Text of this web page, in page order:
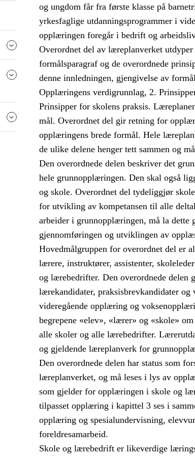
og ungdom får fra første klasse på
yrkesfaglige utdanningsprogrammer i
opplæringen foregår i bedrift og
Overordnet del av læreplanverket
formålsparagraf og de overordnede
denne innledningen, gjengivelse av
Opplæringens verdigrunnlag, 2.
Prinsipper for skolens praksis.
mål. Overordnet del gir retning for
opplæringens brede formål. Hele
de ulike delene henger tett sammen og
Den overordnede delen beskriver det
hele grunnopplæringen. Den skal også
og skole. Overordnet del tydeliggjør
for utvikling av kompetansen til alle
arbeider i grunnopplæringen, må la dette
gjennomføringen og utviklingen av
Hovedmålgruppen for overordnet del er
lærere, instruktører, assistenter,
og lærebedrifter. Den overordnede
lærekandidater, praksisbrevkandidater og
videregående opplæring og
begrepene «elev», «lærer» og «skole»
alle skoler og alle lærebedrifter.
og gjeldende læreplanverk for
Den overordnede delen har status som
læreplanverket, og må leses i lys av
som gjelder for opplæringen i skole og
tilpasset opplæring i kapittel 3 ses i
opplæring og spesialundervisning,
foreldresamarbeid.
Skole og lærebedrift er likeverdige